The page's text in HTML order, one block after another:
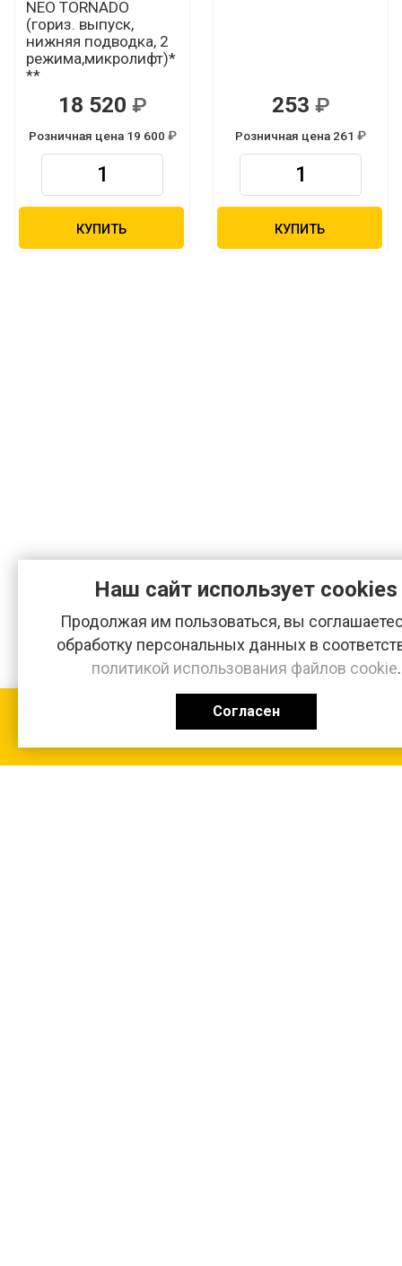
NEO TORNADO
(гориз. выпуск,
нижняя подводка, 2
режима,микролифт)*
**
18 520
Розничная цена 19 600
КУПИТЬ
253
Розничная цена 261
КУПИТЬ
Р
Р Р
Наш сайт использует cookies
Продолжая им пользоваться, вы
обработку персональных данных в
политикой использования файлов cookie.
Согласен